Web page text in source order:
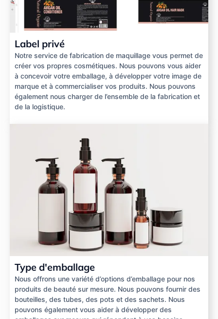
Label privé
Notre service de fabrication de maquillage vous permet de
créer vos propres cosmétiques. Nous pouvons vous aider
à concevoir votre emballage, à développer votre image de
marque et à commercialiser vos produits. Nous pouvons
également nous charger de l’ensemble de la fabrication et
de la logistique.
Type d'emballage
Nous offrons une variété d’options d’emballage pour nos
produits de beauté sur mesure. Nous pouvons fournir des
bouteilles, des tubes, des pots et des sachets. Nous
pouvons également vous aider à développer des